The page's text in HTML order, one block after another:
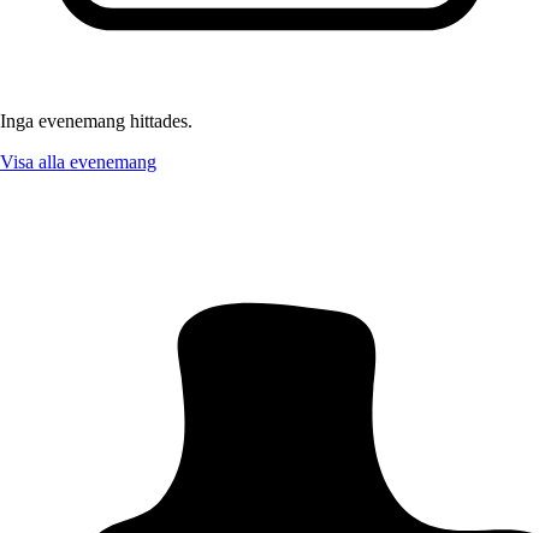
Inga evenemang hittades.
Visa alla evenemang